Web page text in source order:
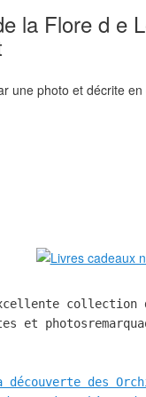
la Flore d e
une photo et décrite
collection
et
découverte des